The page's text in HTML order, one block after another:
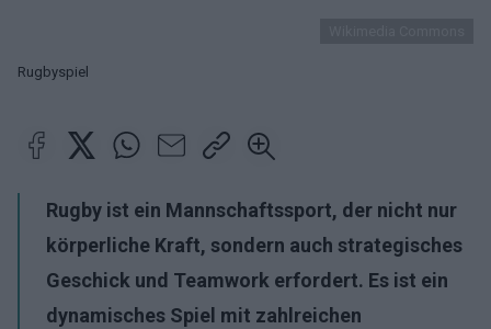
Rugbyspiel
Rugby ist ein Mannschaftssport, der nicht nur
körperliche Kraft, sondern auch strategisches
Geschick und Teamwork erfordert. Es ist ein
dynamisches Spiel mit zahlreichen